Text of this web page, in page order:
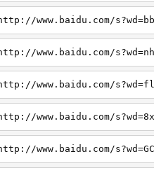
www.baidu.com/
www.baidu.com/
www.baidu.com/
www.baidu.com/
www.baidu.com/